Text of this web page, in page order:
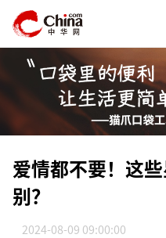
爱情都不要！这
别？
2024-08-09 09:00:00